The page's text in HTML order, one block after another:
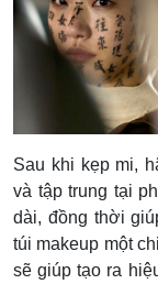
Sau khi kẹp mi,
và tập trung tại
dài, đồng thời
túi makeup một
sẽ giúp tạo ra